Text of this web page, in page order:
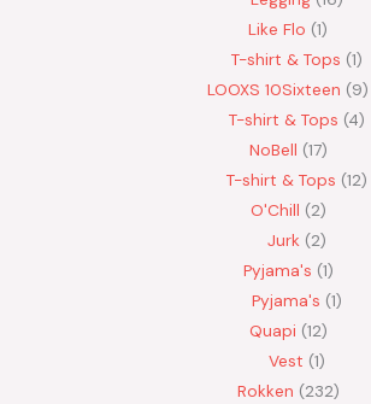
Like Flo 1
T-shirt & Tops 1
LOOXS 10Sixteen
9
T-shirt & Tops 4
NoBell 17
T-shirt & Tops 12
O'Chill 2
Jurk 2
Pyjama's 1
Pyjama's 1
Quapi 12
Vest 1
Rokken 232